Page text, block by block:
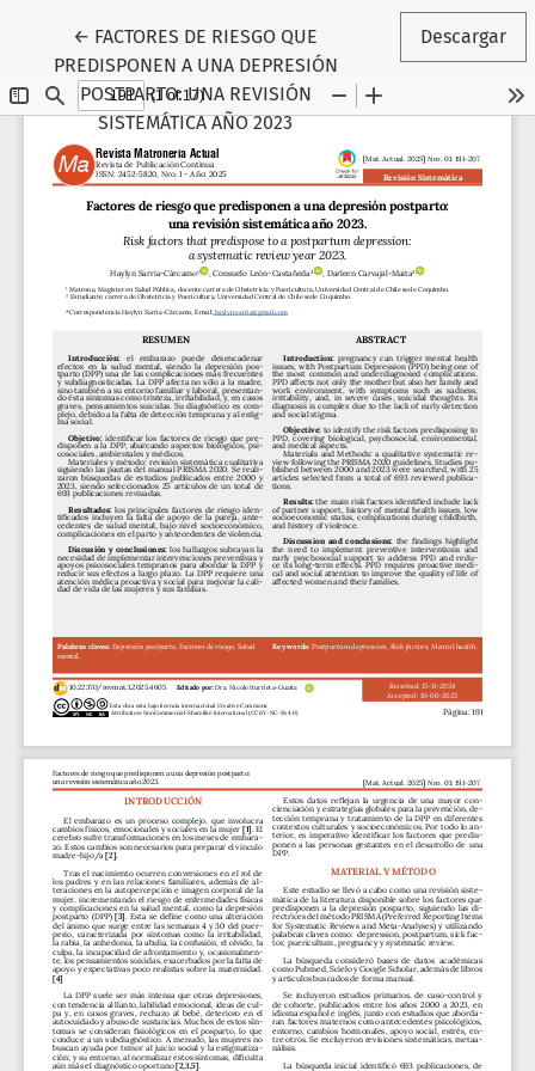
← Volver a los detalles del artículo
FACTORES DE RIESGO QUE
PREDISPONEN A UNA DEPRESIÓN
POSTPARTO: UNA REVISIÓN
SISTEMÁTICA AÑO 2023
Descargar